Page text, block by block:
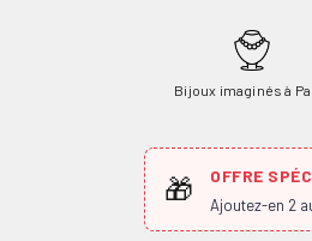
Bijoux imaginés à
🎁 OFFRE
Ajoutez-en 2